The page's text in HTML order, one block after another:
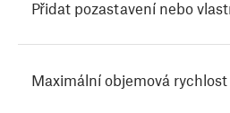
Přidat pozastavení nebo
Maximální objemová rychlost